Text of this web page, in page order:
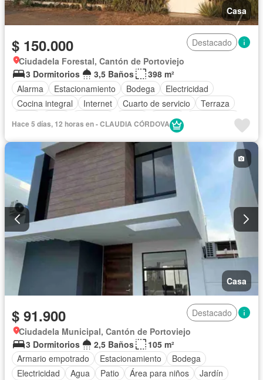
Casa
$ 150.000
Destacado
Ciudadela Forestal, Cantón de Portoviejo
3 Dormitorios
3,5 Baños
398 m²
Alarma
Estacionamiento Bodega
Electricidad
Cocina integral
Internet Cuarto de servicio
Terraza
Jardín Parrilla Sin amoblar
Hace 5 días, 12 horas en - CLAUDIA CÓRDOVA
Casa
$ 91.900
Destacado
Ciudadela Municipal, Cantón de Portoviejo
3 Dormitorios
2,5 Baños
105 m²
Armario empotrado
Estacionamiento
Bodega
Electricidad
Agua Patio Área para niños
Jardín